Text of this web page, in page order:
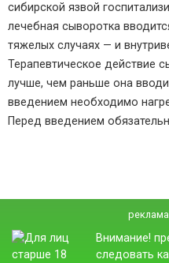
сибирской язвой
лечебная сыворотка
тяжелых случаях — и
Терапевтическое действие
лучше, чем раньше она
введением необходимо
Перед введением
реклама
Внимание!
следовать